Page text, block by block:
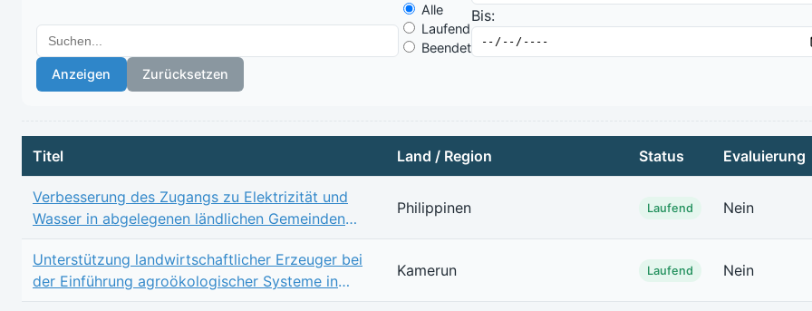
Tuberculosis and Malaria (GFATM)
(2.665.000.000,00 €, 5 Projekte)
EZE - Evangelische Zentralstelle für
globale Entwicklung e.V.
Alle
Laufend
Beendet
Bis:
Anzeigen Zurücksetzen
Titel Land / Region Status Evaluierung
Verbesserung des Zugangs zu Elektrizität und
Wasser in abgelegenen ländlichen Gemeinden
Philippinen
Philippinen Laufend Nein
Unterstützung landwirtschaftlicher Erzeuger bei
der Einführung agroökologischer Systeme in
Kamerun Laufend Nein